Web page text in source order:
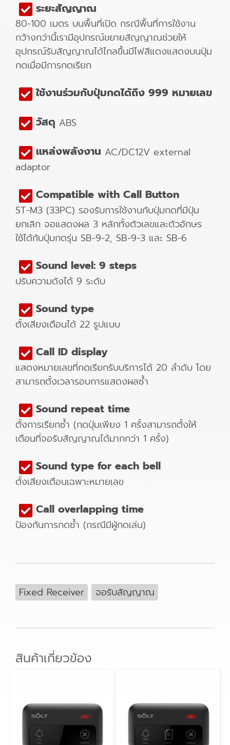
ระยะสัญญาณ
80-100 เมตร บนพื้นที่เปิด กรณีพื้นที่การใช้งาน
กว้างกว่านี้เรามีอุปกรณ์ขยายสัญญาณช่วยให้
อุปกรณ์รับสัญญาณได้ไกลขึ้นมีไฟสีแดงแสดงบนปุ่ม
กดเมื่อมีการกดเรียก
ใช้งานร่วมกับปุ่มกดได้ถึง 999 หมายเลข
วัสดุ ABS
แหล่งพลังงาน AC/DC12V external
adaptor
Compatible with Call Button
ST-M3 (33PC) รองรับการใช้งานกับปุ่มกดที่มีปุ่ม
ยกเลิก จอแสดงผล 3 หลักทั้งตัวเลขและตัวอักษร
ใช้ได้กับปุ่มกดรุ่น SB-9-2, SB-9-3 และ SB-6
Sound level: 9 steps
ปรับความดังได้ 9 ระดับ
Sound type
ตั้งเสียงเตือนได้ 22 รูปแบบ
Call ID display
แสดงหมายเลขที่กดเรียกรับบริการได้ 20 ลำดับ โดย
สามารถตั้งเวลารอบการแสดงผลซ้ำ
Sound repeat time
ตั้งการเรียกซ้ำ (กดปุ่มเพียง 1 ครั้งสามารถตั้งให้
เตือนที่จอรับสัญญาณได้มากกว่า 1 ครั้ง)
Sound type for each bell
ตั้งเสียงเตือนเฉพาะหมายเลข
Call overlapping time
ป้องกันการกดซ้ำ (กรณีมีผู้กดเล่น)
Fixed Receiver จอรับสัญญาณ
สินค้าเกี่ยวข้อง